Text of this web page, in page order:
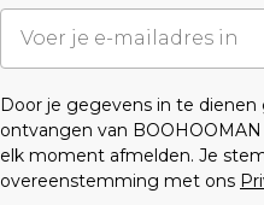
Door je gegevens in te
ontvangen van
elk moment afmelden. Je
overeenstemming met ons